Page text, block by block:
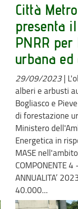
Città
presenta
PNRR
urbana
29/09/2023|
alberi e arbusti
Bogliasco e
di forestazione
Ministero
Energetica in
MASE
COMPONENTE 4
ANNUALITA’
40.000...